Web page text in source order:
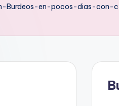
Burdeos-en-pocos-dias-con-